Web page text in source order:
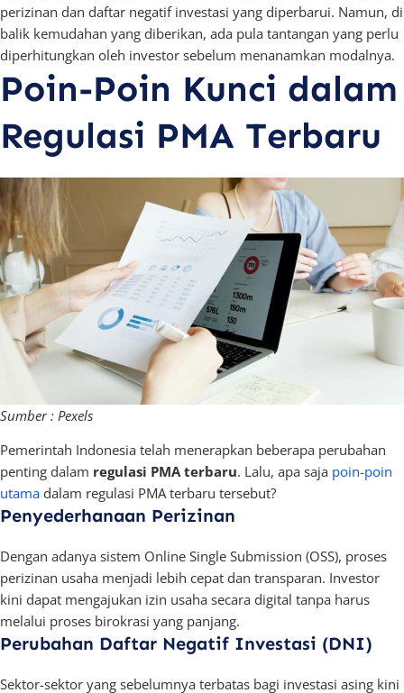
perizinan dan daftar negatif investasi yang diperbarui. Namun, di
balik kemudahan yang diberikan, ada pula tantangan yang perlu
diperhitungkan oleh investor sebelum menanamkan modalnya.
Poin-Poin Kunci dalam
Regulasi PMA Terbaru
Sumber : Pexels
Pemerintah Indonesia telah menerapkan beberapa perubahan
penting dalam regulasi PMA terbaru. Lalu, apa saja poin-poin
utama dalam regulasi PMA terbaru tersebut?
Penyederhanaan Perizinan
Dengan adanya sistem Online Single Submission (OSS), proses
perizinan usaha menjadi lebih cepat dan transparan. Investor
kini dapat mengajukan izin usaha secara digital tanpa harus
melalui proses birokrasi yang panjang.
Perubahan Daftar Negatif Investasi (DNI)
Sektor-sektor yang sebelumnya terbatas bagi investasi asing kini